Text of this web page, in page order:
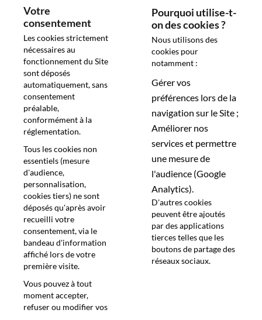
Votre
consentement
Les cookies strictement
nécessaires au
fonctionnement du Site
sont déposés
automatiquement, sans
consentement
préalable,
conformément à la
réglementation.
Tous les cookies non
essentiels (mesure
d'audience,
personnalisation,
cookies tiers) ne sont
déposés qu'après avoir
recueilli votre
consentement, via le
bandeau d'information
affiché lors de votre
première visite.
Vous pouvez à tout
moment accepter,
refuser ou modifier vos
Pourquoi utilise-t-
on des cookies ?
Nous utilisons des
cookies pour
notamment :
Gérer vos
préférences lors de la
navigation sur le Site ;
Améliorer nos
services et permettre
une mesure de
l'audience (Google
Analytics).
D'autres cookies
peuvent être ajoutés
par des applications
tierces telles que les
boutons de partage des
réseaux sociaux.